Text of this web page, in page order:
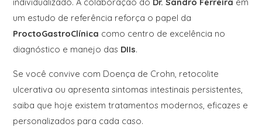
um estudo de referência reforça o papel da
ProctoGastroClínica como centro de excelência no
diagnóstico e manejo das DIIs.
Se você convive com Doença de Crohn, retocolite
ulcerativa ou apresenta sintomas intestinais persistentes,
saiba que hoje existem tratamentos modernos, eficazes e
personalizados para cada caso.